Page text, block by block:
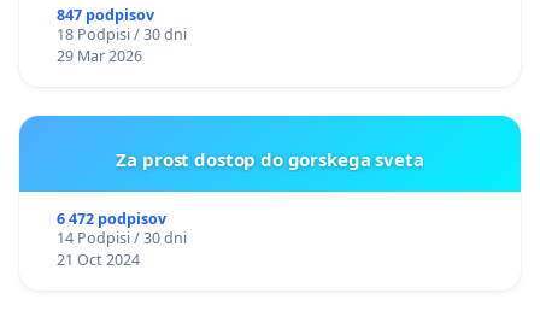
847 podpisov
18 Podpisi / 30 dni
29 Mar 2026
Za prost dostop do gorskega sveta
6 472 podpisov
14 Podpisi / 30 dni
21 Oct 2024